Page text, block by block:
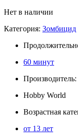
Нет в наличии
Категория: Зомбицид
60 минут
Производитель:
Hobby World
Возрастная
от 13 лет